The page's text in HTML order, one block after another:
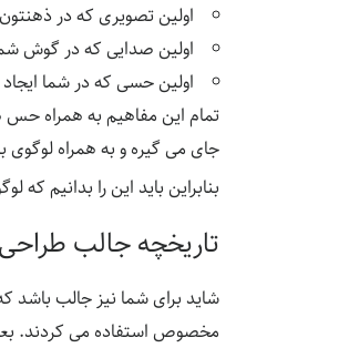
اولین تصویری که در
اولین صدایی که در گوش
اولین حسی که در شما
تمام این مفاهیم به همراه حس
جای می گیره و به همراه
بنابراین باید این را بدانیم
تاریخچه جالب
شاید برای شما نیز جالب باشد
مخصوص استفاده می کردند.